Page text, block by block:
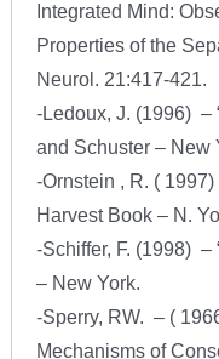
Integrated Mind:
Properties of the
Neurol. 21:417-421.
-Ledoux, J. (1996) –
and Schuster – New
-Ornstein , R. (
Harvest Book – N.
-Schiffer, F. (1998) –
– New York.
-Sperry, RW. – (
Mechanisms of